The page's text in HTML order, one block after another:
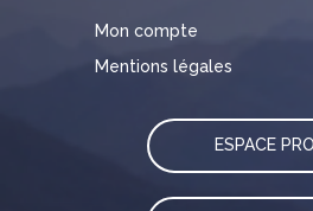
Mon compte
Mentions légales
ESPACE PRO